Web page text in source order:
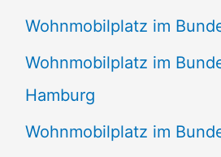
Wohnmobilplatz im
Wohnmobilplatz im
Hamburg
Wohnmobilplatz im